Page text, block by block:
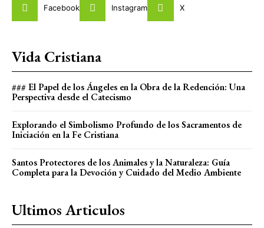
Facebook Instagram X
Vida Cristiana
### El Papel de los Ángeles en la Obra de la Redención: Una
Perspectiva desde el Catecismo
Explorando el Simbolismo Profundo de los Sacramentos de
Iniciación en la Fe Cristiana
Santos Protectores de los Animales y la Naturaleza: Guía
Completa para la Devoción y Cuidado del Medio Ambiente
Ultimos Articulos